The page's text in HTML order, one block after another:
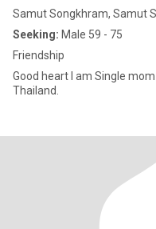
Samut Songkhram, Samut
Seeking: Male 59 - 75
Friendship
Good heart I am Single mom I am sales condo, house, land in
Thailand.